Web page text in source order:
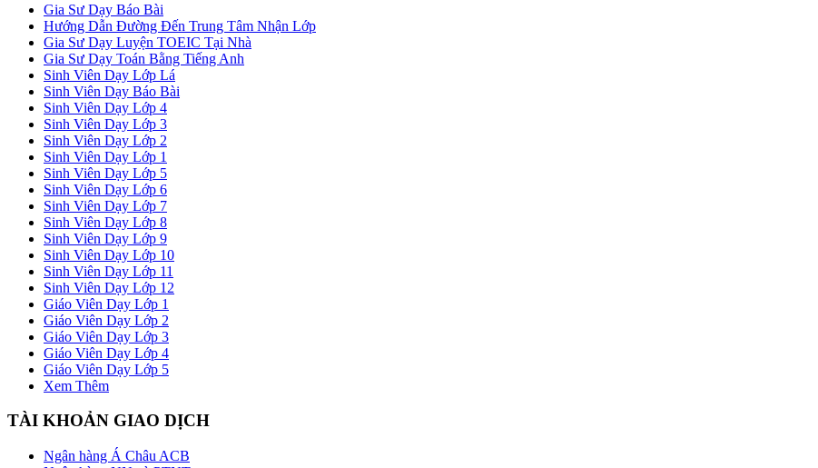
Gia Sư Dạy Báo Bài
Hướng Dẫn Đường Đến Trung Tâm Nhận Lớp
Gia Sư Dạy Luyện TOEIC Tại Nhà
Gia Sư Dạy Toán Bằng Tiếng Anh
Sinh Viên Dạy Lớp Lá
Sinh Viên Dạy Báo Bài
Sinh Viên Dạy Lớp 4
Sinh Viên Dạy Lớp 3
Sinh Viên Dạy Lớp 2
Sinh Viên Dạy Lớp 1
Sinh Viên Dạy Lớp 5
Sinh Viên Dạy Lớp 6
Sinh Viên Dạy Lớp 7
Sinh Viên Dạy Lớp 8
Sinh Viên Dạy Lớp 9
Sinh Viên Dạy Lớp 10
Sinh Viên Dạy Lớp 11
Sinh Viên Dạy Lớp 12
Giáo Viên Dạy Lớp 1
Giáo Viên Dạy Lớp 2
Giáo Viên Dạy Lớp 3
Giáo Viên Dạy Lớp 4
Giáo Viên Dạy Lớp 5
Xem Thêm
TÀI KHOẢN GIAO DỊCH
Ngân hàng Á Châu ACB